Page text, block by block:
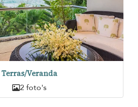
Terras/Veranda
2 foto's